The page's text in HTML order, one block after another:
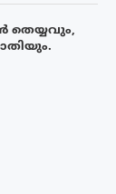
തെയ്യവും,